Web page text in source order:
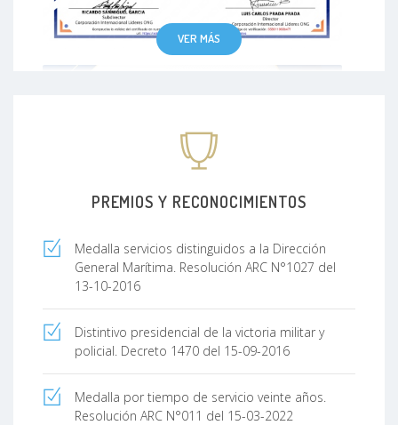
VER MÁS
PREMIOS Y RECONOCIMIENTOS
Medalla servicios distinguidos a la Dirección
General Marítima. Resolución ARC N°1027 del
13-10-2016
Distintivo presidencial de la victoria militar y
policial. Decreto 1470 del 15-09-2016
Medalla por tiempo de servicio veinte años.
Resolución ARC N°011 del 15-03-2022